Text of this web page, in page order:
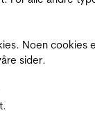
Noen cookies
sider.